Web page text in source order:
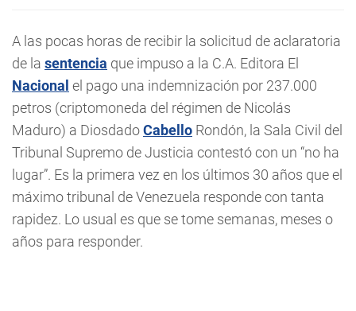
A las pocas horas de recibir la solicitud de aclaratoria
de la sentencia que impuso a la C.A. Editora El
Nacional el pago una indemnización por 237.000
petros (criptomoneda del régimen de Nicolás
Maduro) a DiosdadoCabello Rondón, la Sala Civil del
Tribunal Supremo de Justicia contestó con un “no ha
lugar”. Es la primera vez en los últimos 30 años que el
máximo tribunal de Venezuela responde con tanta
rapidez. Lo usual es que se tome semanas, meses o
años para responder.